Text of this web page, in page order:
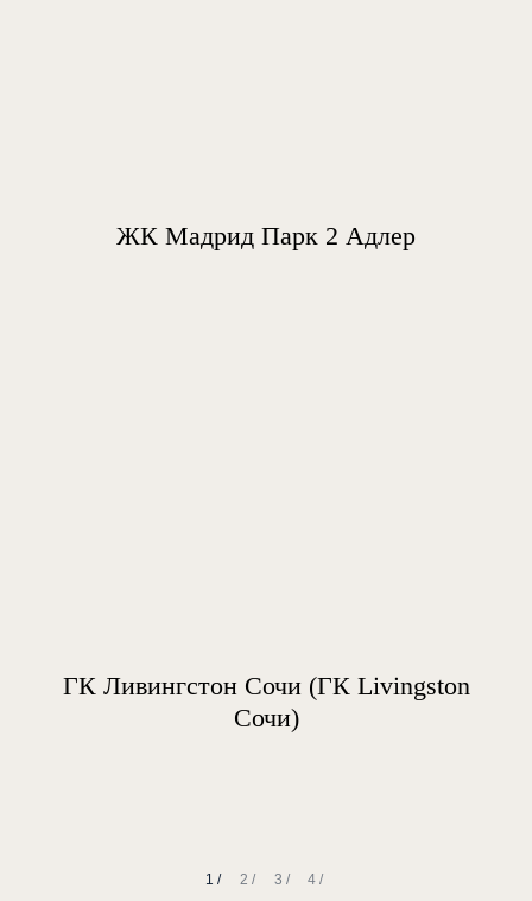
ЖК Мадрид Парк 2 Адлер
ГК Ливингстон Сочи (ГК Livingston
Сочи)
1 / 2 / 3 / 4 /